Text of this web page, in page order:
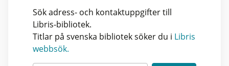
Sök adress- och kontaktuppgifter till
Libris-bibliotek.
Titlar på svenska bibliotek söker du i Libris
webbsök.